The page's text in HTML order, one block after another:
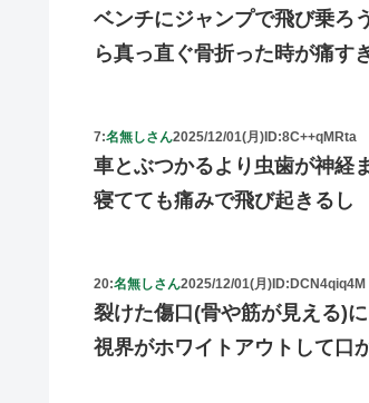
ベンチにジャンプで飛び乗ろ
ら真っ直ぐ骨折った時が痛す
7:名無しさん2025/12/01(月) ID:8C++qMRta
車とぶつかるより虫歯が神経
寝てても痛みで飛び起きるし
20:名無しさん2025/12/01(月) ID:DCN4qiq4M
裂けた傷口(骨や筋が見える)
視界がホワイトアウトして口